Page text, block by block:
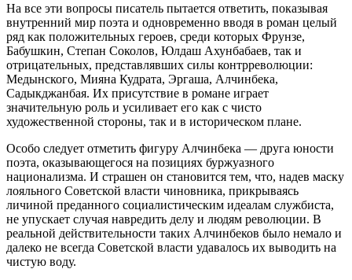
На все эти вопросы писатель пытается ответить, показывая
внутренний мир поэта и одновременно вводя в роман целый
ряд как положительных героев, среди которых Фрунзе,
Бабушкин, Степан Соколов, Юлдаш Ахунбабаев, так и
отрицательных, представлявших силы контрреволюции:
Медынского, Мияна Кудрата, Эргаша, Алчинбека,
Садыкджанбая. Их присутствие в романе играет
значительную роль и усиливает его как с чисто
художественной стороны, так и в историческом плане.
Особо следует отметить фигуру Алчинбека — друга юности
поэта, оказывающегося на позициях буржуазного
национализма. И страшен он становится тем, что, надев маску
лояльного Советской власти чиновника, прикрываясь
личиной преданного социалистическим идеалам службиста,
не упускает случая навредить делу и людям революции. В
реальной действительности таких Алчинбеков было немало и
далеко не всегда Советской власти удавалось их выводить на
чистую воду.